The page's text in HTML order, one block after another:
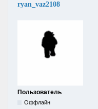
ryan_vaz2108
Пользователь
Оффлайн